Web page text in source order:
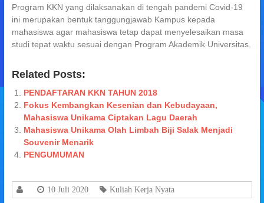
Program KKN yang dilaksanakan di tengah pandemi Covid-19
ini merupakan bentuk tanggungjawab Kampus kepada
mahasiswa agar mahasiswa tetap dapat menyelesaikan masa
studi tepat waktu sesuai dengan Program Akademik Universitas.
Related Posts:
PENDAFTARAN KKN TAHUN 2018
Fokus Kembangkan Kesenian dan Kebudayaan,
Mahasiswa Unikama Ciptakan Lagu Daerah
Mahasiswa Unikama Olah Limbah Biji Salak Menjadi
Souvenir Menarik
PENGUMUMAN
10 Juli 2020 Kuliah Kerja Nyata